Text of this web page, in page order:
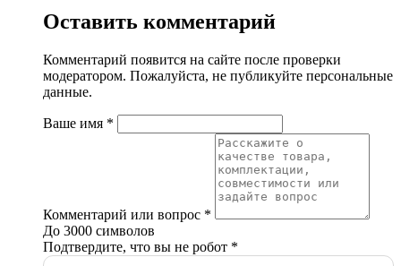
Оставить комментарий
Комментарий появится на сайте после проверки
модератором. Пожалуйста, не публикуйте персональные
данные.
Ваше имя *
Комментарий или вопрос *
До 3000 символов
Подтвердите, что вы не робот *